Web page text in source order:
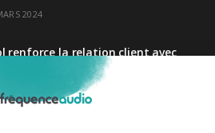
2024
renforce la relation client avec
nouvelle campagne axée sur la
2025